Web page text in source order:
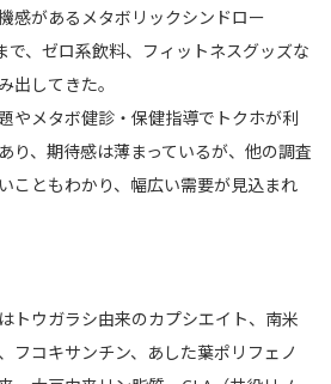
感があるメタボリックシンドロー
で、ゼロ系飲料、フィットネスグッズな
出してきた。
やメタボ健診・保健指導でトクホが利
り、期待感は薄まっているが、他の調査
こともわかり、幅広い需要が見込まれ
トウガラシ由来のカプシエイト、南米
フコキサンチン、あした葉ポリフェノ